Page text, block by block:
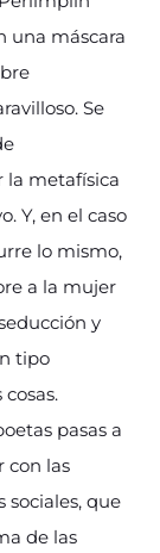
una máscara
Se
la metafísica
Y, en el caso
lo mismo,
a la mujer
y
tipo
pasas a
con las
sociales, que
de las